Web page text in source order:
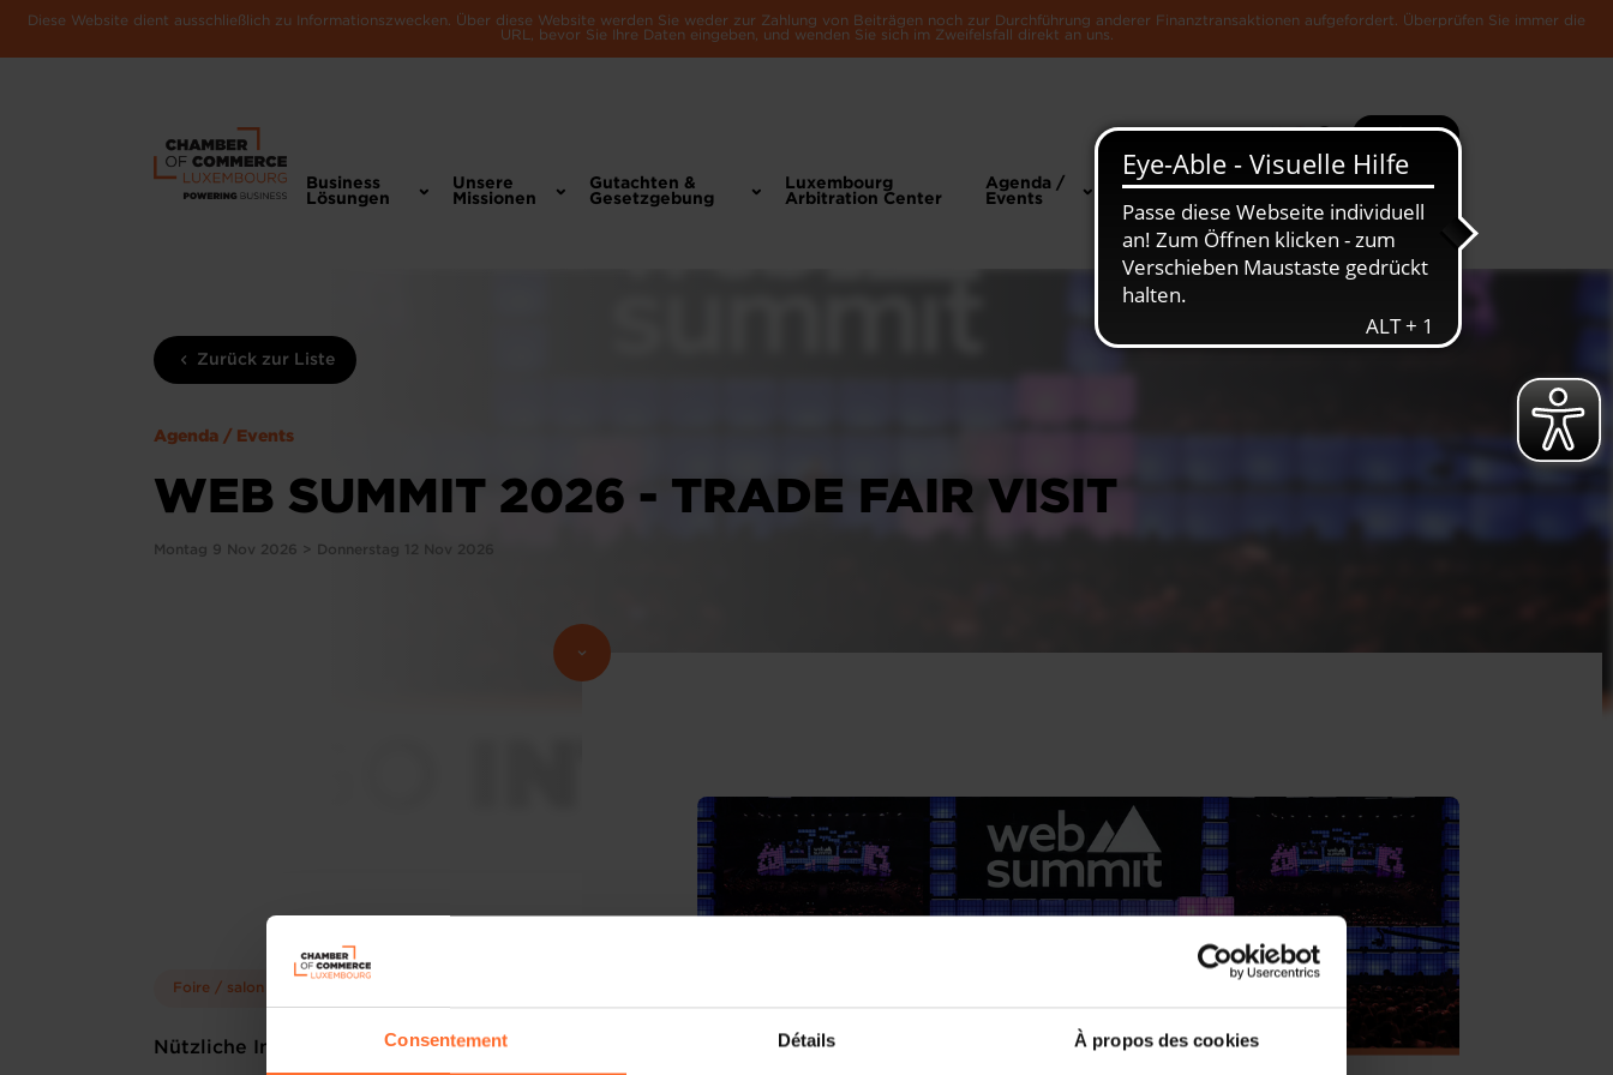
Consentement Détails À propos des cookies
Diese Website dient ausschließlich zu Informationszwecken. Über diese Website werden Sie weder zur Zahlung von Beiträgen noch zur Durchführung anderer Finanztransaktionen aufgefordert. Überprüfen Sie immer die
URL, bevor Sie Ihre Daten eingeben, und wenden Sie sich im Zweifelsfall direkt an uns.
Suche Mehr
Business
Lösungen
Unsere
Missionen
Gutachten &
Gesetzgebung
Luxembourg
Arbitration Center
Agenda /
Events
News &
Die Luxemburger
Zurück zur Liste
Agenda / Events
WEB SUMMIT 2026 - TRADE FAIR VISIT
Montag 9 Nov 2026 > Donnerstag 12 Nov 2026
Foire / salon
Nützliche Informationen